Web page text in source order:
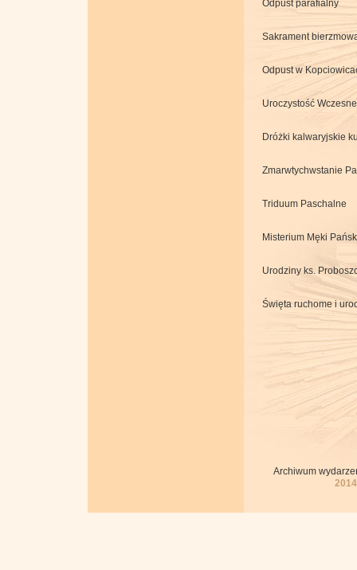
Odpust parafialny
Sakrament
Odpust w
Uroczystość
Dróżki kalwaryjskie
Zmarwtychwstanie
Triduum Paschalne
Misterium Męki
Urodziny ks.
Święta ruchome i
Archiwum
2014